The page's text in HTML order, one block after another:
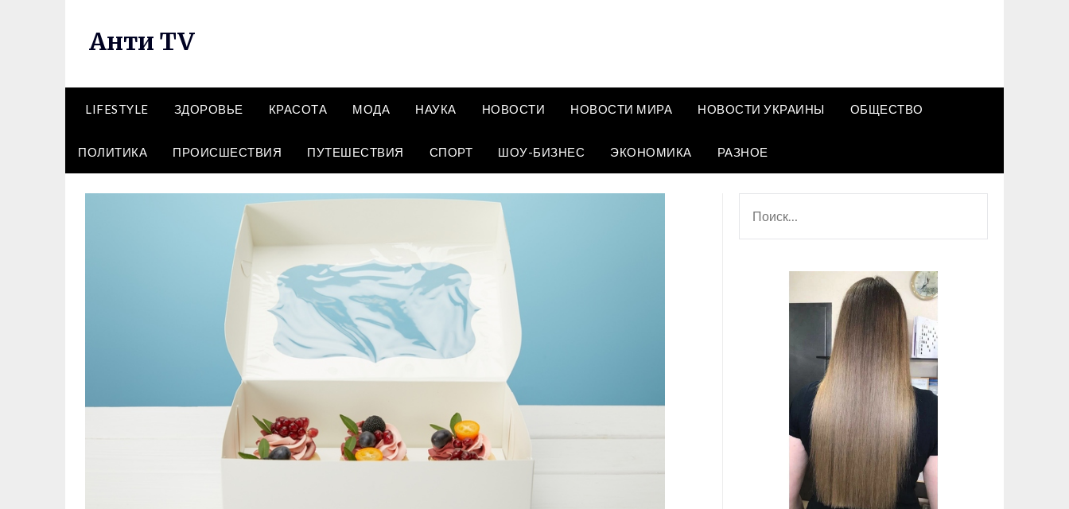
Анти TV
LIFESTYLE ЗДОРОВЬЕ КРАСОТА МОДА НАУКА НОВОСТИ НОВОСТИ МИРА НОВОСТИ УКРАИНЫ ОБЩЕСТВО
ПОЛИТИКА ПРОИСШЕСТВИЯ ПУТЕШЕСТВИЯ СПОРТ ШОУ-БИЗНЕС ЭКОНОМИКА РАЗНОЕ